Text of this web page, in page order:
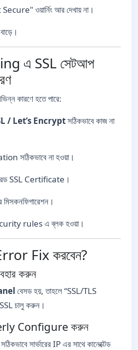
ওয়ার্নিং আর দেখায় না।
এ SSL সেটআপ
কারণে হতে পারে:
/ Let’s Encryptসঠিকভাবে কাজ না
সঠিকভাবে না হওয়া।
SSL Certificate।
মিসকনফিগারেশন।
rules এ ব্লক হওয়া।
Fix করবেন?
করুন
বেসড হয়, তাহলে “SSL/TLS
চালু করুন।
Configure করুন
সার্ভারের IP এর সাথে কানেক্টেড